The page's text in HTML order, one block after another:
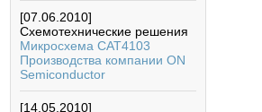
[07.06.2010]
Схемотехнические решения
Микросхема CAT4103
Производства компании ON
Semiconductor
[14.05.2010]